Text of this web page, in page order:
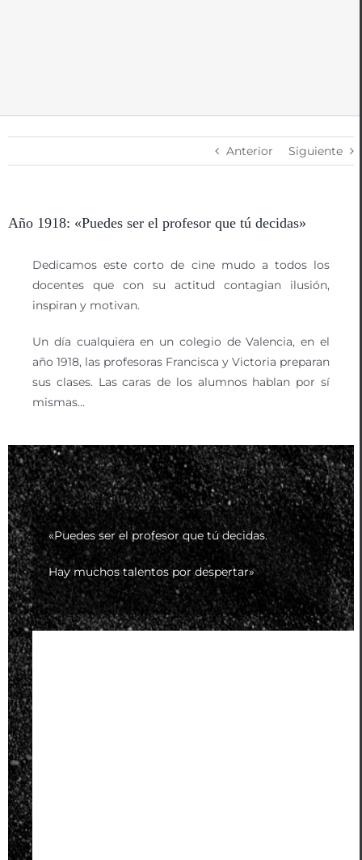
Anterior Siguiente
Año 1918: «Puedes ser el profesor que tú decidas»
Dedicamos este corto de cine mudo a todos los
docentes que con su actitud contagian ilusión,
inspiran y motivan.
Un día cualquiera en un colegio de Valencia, en el
año 1918, las profesoras Francisca y Victoria preparan
sus clases. Las caras de los alumnos hablan por sí
mismas…
«Puedes ser el profesor que tú decidas.
Hay muchos talentos por despertar»